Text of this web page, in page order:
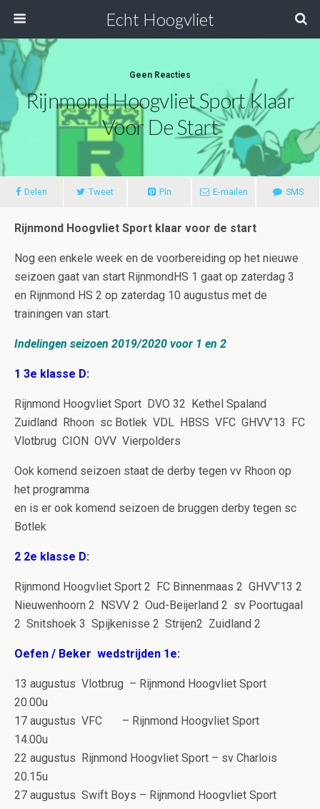
Echt Hoogvliet
Geen Reacties
Rijnmond Hoogvliet Sport Klaar
Voor De Start
Delen Tweet Pin E-mailen SMS
Rijnmond Hoogvliet Sport klaar voor de start
Nog een enkele week en de voorbereiding op het nieuwe
seizoen gaat van start RijnmondHS 1 gaat op zaterdag 3
en Rijnmond HS 2 op zaterdag 10 augustus met de
trainingen van start.
Indelingen seizoen 2019/2020 voor 1 en 2
1 3e klasse D:
Rijnmond Hoogvliet Sport DVO 32 Kethel Spaland
Zuidland Rhoon sc Botlek VDL HBSS VFC GHVV’13 FC
Vlotbrug CION OVV Vierpolders
Ook komend seizoen staat de derby tegen vv Rhoon op
het programma
en is er ook komend seizoen de bruggen derby tegen sc
Botlek
2 2e klasse D:
Rijnmond Hoogvliet Sport 2 FC Binnenmaas 2 GHVV’13 2
Nieuwenhoorn 2 NSVV 2 Oud-Beijerland 2 sv Poortugaal
2 Snitshoek 3 Spijkenisse 2 Strijen2 Zuidland 2
Oefen / Beker wedstrijden 1e:
13 augustus Vlotbrug – Rijnmond Hoogvliet Sport
20.00u
17 augustus VFC – Rijnmond Hoogvliet Sport
14.00u
22 augustus Rijnmond Hoogvliet Sport – sv Charlois
20.15u
27 augustus Swift Boys – Rijnmond Hoogvliet Sport